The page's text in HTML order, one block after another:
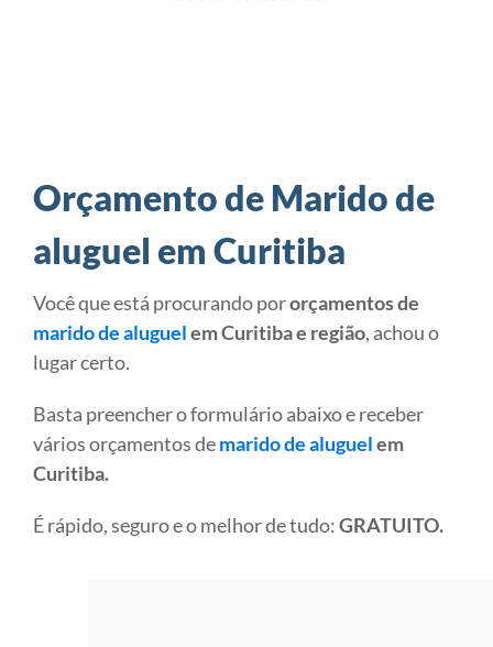
Orçamento de Marido de
aluguel em Curitiba
Você que está procurando pororçamentos de
marido de aluguelem Curitiba e região, achou o
lugar certo.
Basta preencher o formulário abaixo e receber
vários orçamentos demarido de aluguelem
Curitiba.
É rápido, seguro e o melhor de tudo:GRATUITO.